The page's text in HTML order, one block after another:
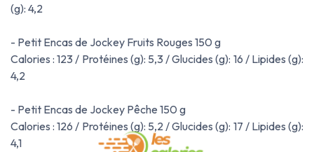
(g): 4,2
- Petit Encas de Jockey Fruits Rouges 150 g
Calories : 123 / Protéines (g): 5,3 / Glucides (g): 16 / Lipides (g):
4,2
- Petit Encas de Jockey Pêche 150 g
Calories : 126 / Protéines (g): 5,2 / Glucides (g): 17 / Lipides (g):
4,1